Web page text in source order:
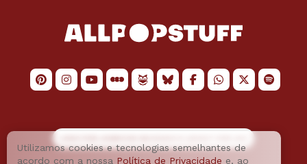
Utilizamos cookies e tecnologias semelhantes de
acordo com a nossa Política de Privacidade e, ao